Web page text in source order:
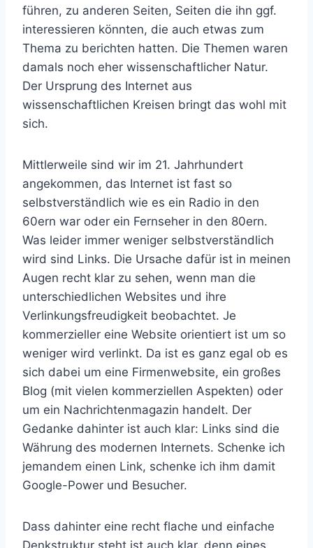
führen, zu anderen Seiten, Seiten die ihn ggf.
interessieren könnten, die auch etwas zum
Thema zu berichten hatten. Die Themen waren
damals noch eher wissenschaftlicher Natur.
Der Ursprung des Internet aus
wissenschaftlichen Kreisen bringt das wohl mit
sich.
Mittlerweile sind wir im 21. Jahrhundert
angekommen, das Internet ist fast so
selbstverständlich wie es ein Radio in den
60ern war oder ein Fernseher in den 80ern.
Was leider immer weniger selbstverständlich
wird sind Links. Die Ursache dafür ist in meinen
Augen recht klar zu sehen, wenn man die
unterschiedlichen Websites und ihre
Verlinkungsfreudigkeit beobachtet. Je
kommerzieller eine Website orientiert ist um so
weniger wird verlinkt. Da ist es ganz egal ob es
sich dabei um eine Firmenwebsite, ein großes
Blog (mit vielen kommerziellen Aspekten) oder
um ein Nachrichtenmagazin handelt. Der
Gedanke dahinter ist auch klar: Links sind die
Währung des modernen Internets. Schenke ich
jemandem einen Link, schenke ich ihm damit
Google-Power und Besucher.
Dass dahinter eine recht flache und einfache